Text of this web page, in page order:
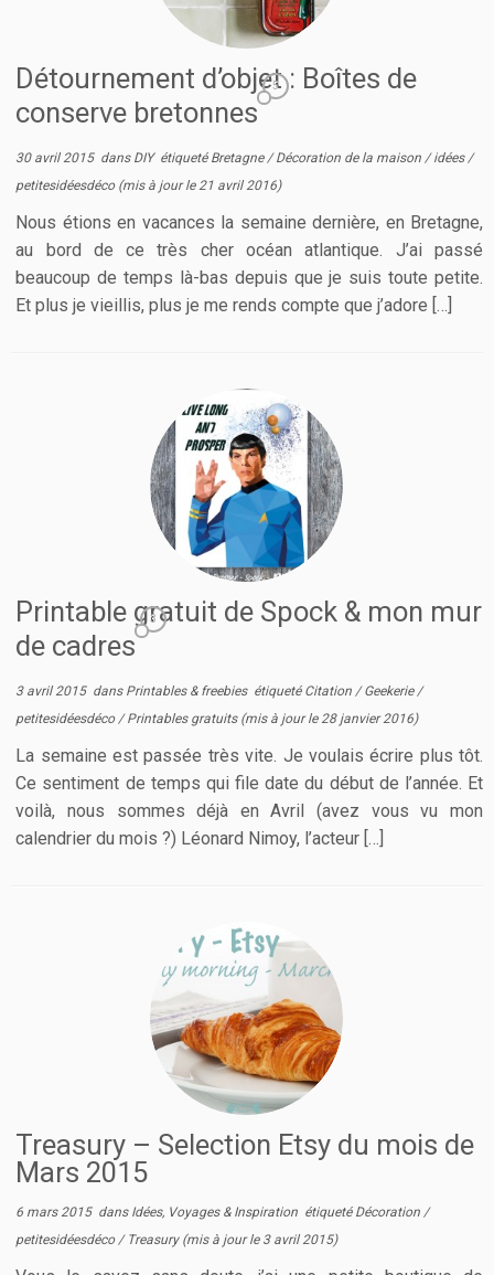
Détournement d’objet : Boîtes de
conserve bretonnes
5
30 avril 2015dans DIY étiqueté Bretagne /Décoration de la maison /idées /
petitesidéesdéco (mis à jour le 21 avril 2016)
Nous étions en vacances la semaine dernière, en Bretagne,
au bord de ce très cher océan atlantique. J’ai passé
beaucoup de temps là-bas depuis que je suis toute petite.
Et plus je vieillis, plus je me rends compte que j’adore […]
Printable gratuit de Spock & mon mur
de cadres
3
3 avril 2015dans Printables & freebies étiqueté Citation /Geekerie /
petitesidéesdéco /Printables gratuits (mis à jour le 28 janvier 2016)
La semaine est passée très vite. Je voulais écrire plus tôt.
Ce sentiment de temps qui file date du début de l’année. Et
voilà, nous sommes déjà en Avril (avez vous vu mon
calendrier du mois ?) Léonard Nimoy, l’acteur […]
Treasury – Selection Etsy du mois de
Mars 2015
6 mars 2015dans Idées, Voyages & Inspiration étiqueté Décoration /
petitesidéesdéco / Treasury (mis à jour le 3 avril 2015)